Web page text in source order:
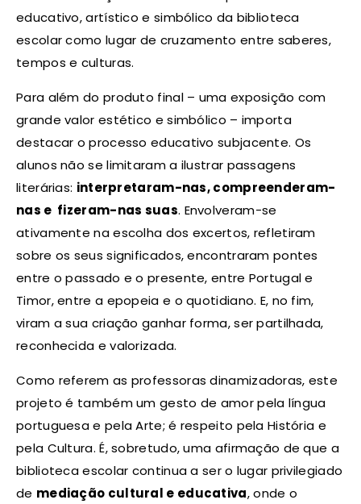
educativo, artístico e simbólico da biblioteca
escolar como lugar de cruzamento entre saberes,
tempos e culturas.
Para além do produto final – uma exposição com
grande valor estético e simbólico – importa
destacar o processo educativo subjacente. Os
alunos não se limitaram a ilustrar passagens
literárias: interpretaram-nas, compreenderam-
nas e fizeram-nas suas. Envolveram-se
ativamente na escolha dos excertos, refletiram
sobre os seus significados, encontraram pontes
entre o passado e o presente, entre Portugal e
Timor, entre a epopeia e o quotidiano. E, no fim,
viram a sua criação ganhar forma, ser partilhada,
reconhecida e valorizada.
Como referem as professoras dinamizadoras, este
projeto é também um gesto de amor pela língua
portuguesa e pela Arte; é respeito pela História e
pela Cultura. É, sobretudo, uma afirmação de que a
biblioteca escolar continua a ser o lugar privilegiado
de mediação cultural e educativa, onde o